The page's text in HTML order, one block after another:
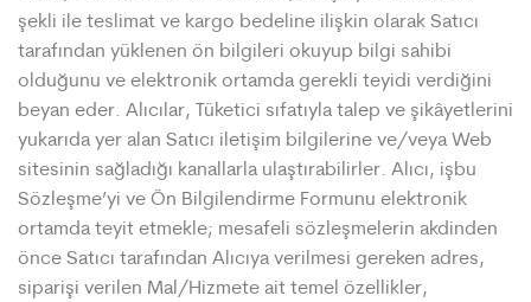
şekli ile teslimat ve kargo bedeline ilişkin olarak Satıcı
tarafından yüklenen ön bilgileri okuyup bilgi sahibi
olduğunu ve elektronik ortamda gerekli teyidi verdiğini
beyan eder. Alıcılar, Tüketici sıfatıyla talep ve şikâyetlerini
yukarıda yer alan Satıcı iletişim bilgilerine ve/veya Web
sitesinin sağladığı kanallarla ulaştırabilirler. Alıcı, işbu
Sözleşme’yi ve Ön Bilgilendirme Formunu elektronik
ortamda teyit etmekle; mesafeli sözleşmelerin akdinden
önce Satıcı tarafından Alıcıya verilmesi gereken adres,
siparişi verilen Mal/Hizmete ait temel özellikler,